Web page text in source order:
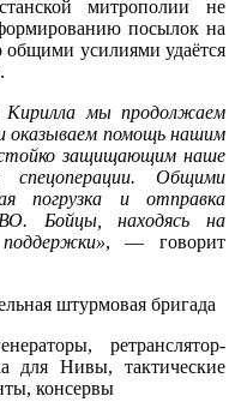
митрополии не
посылок на
общими усилиями удаётся
Кирилла мы продолжаем
оказываем помощь нашим
защищающим наше
Общими
погрузка и отправка
Бойцы, находясь на
, — говорит
штурмовая бригада
ретранслятор-
для Нивы, тактические
консервы